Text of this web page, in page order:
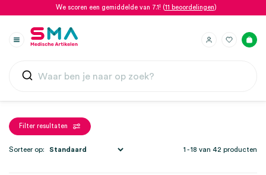
We scoren een gemiddelde van 7.1! (11 beoordelingen)
Filter resultaten
1 - 18 van 42 producten
Sorteer op: